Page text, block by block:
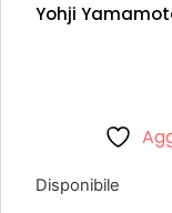
Yohji
Disponibile